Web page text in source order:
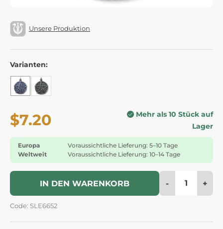
Unsere Produktion
Varianten:
$7.20
Mehr als 10 Stück auf
Lager
Europa
Voraussichtliche Lieferung: 5–10 Tage
Weltweit
Voraussichtliche Lieferung: 10–14 Tage
IN DEN WARENKORB - +
Code: SLE6652